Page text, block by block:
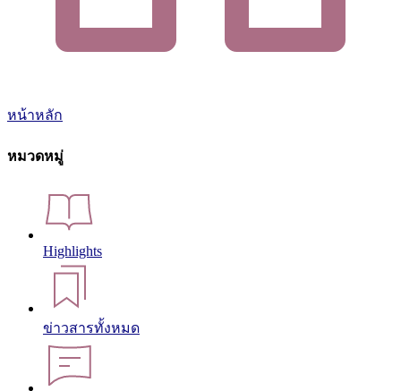
หน้าหลัก
หมวดหมู่
Highlights
ข่าวสารทั้งหมด